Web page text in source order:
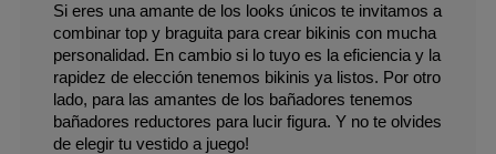
Si eres una amante de los looks únicos te invitamos a
combinar top y braguita para crear bikinis con mucha
personalidad. En cambio si lo tuyo es la eficiencia y la
rapidez de elección tenemos bikinis ya listos. Por otro
lado, para las amantes de los bañadores tenemos
bañadores reductores para lucir figura. Y no te olvides
de elegir tu vestido a juego!